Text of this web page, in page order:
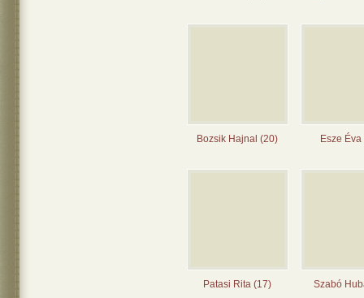
Bozsik Hajnal (20) Esze
Patasi Rita (17) Szabó